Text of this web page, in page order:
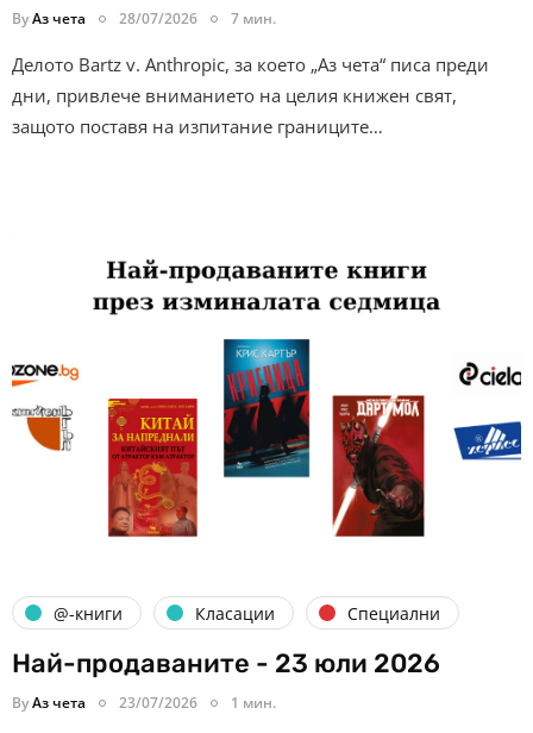
ByАз чета 28/07/2026 7 мин.
Делото Bartz v. Anthropic, за което „Аз чета“ писа преди
дни, привлече вниманието на целия книжен свят,
защото поставя на изпитание границите…
@-книги Класации Специални
Най-продаваните - 23 юли 2026
ByАз чета 23/07/2026 1 мин.